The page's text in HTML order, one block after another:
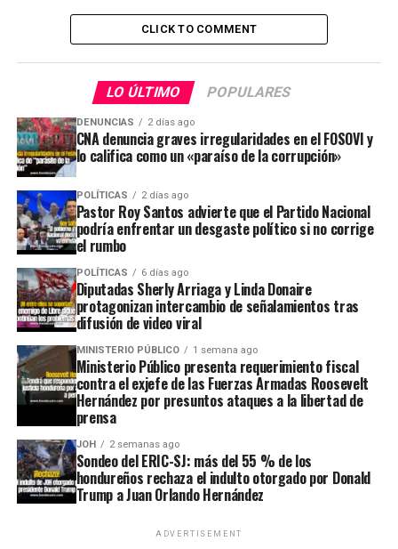
CLICK TO COMMENT
LO ÚLTIMO POPULARES
DENUNCIAS 2 días ago
CNA denuncia graves irregularidades en el FOSOVI y
lo califica como un «paraíso de la corrupción»
POLÍTICAS 2 días ago
Pastor Roy Santos advierte que el Partido Nacional
podría enfrentar un desgaste político si no corrige
el rumbo
POLÍTICAS 6 días ago
Diputadas Sherly Arriaga y Linda Donaire
protagonizan intercambio de señalamientos tras
difusión de video viral
MINISTERIO PÚBLICO 1 semana ago
Ministerio Público presenta requerimiento fiscal
contra el exjefe de las Fuerzas Armadas Roosevelt
Hernández por presuntos ataques a la libertad de
prensa
JOH 2 semanas ago
Sondeo del ERIC-SJ: más del 55 % de los
hondureños rechaza el indulto otorgado por Donald
Trump a Juan Orlando Hernández
ADVERTISEMENT